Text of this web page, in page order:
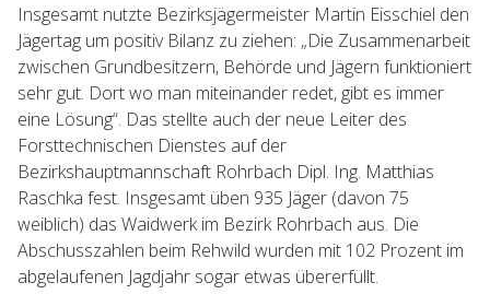
Insgesamt nutzte Bezirksjägermeister Martin Eisschiel den
Jägertag um positiv Bilanz zu ziehen: „Die Zusammenarbeit
zwischen Grundbesitzern, Behörde und Jägern funktioniert
sehr gut. Dort wo man miteinander redet, gibt es immer
eine Lösung“. Das stellte auch der neue Leiter des
Forsttechnischen Dienstes auf der
Bezirkshauptmannschaft Rohrbach Dipl. Ing. Matthias
Raschka fest. Insgesamt üben 935 Jäger (davon 75
weiblich) das Waidwerk im Bezirk Rohrbach aus. Die
Abschusszahlen beim Rehwild wurden mit 102 Prozent im
abgelaufenen Jagdjahr sogar etwas übererfüllt.